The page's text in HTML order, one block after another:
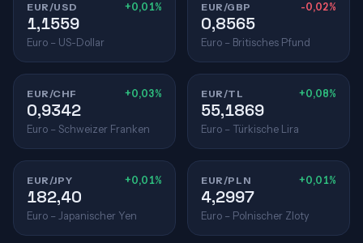
EUR/USD +0,01%
1,1559
Euro – US-Dollar
EUR/GBP -0,02%
0,8565
Euro – Britisches Pfund
EUR/CHF +0,03%
0,9342
Euro – Schweizer Franken
EUR/TL +0,08%
55,1869
Euro – Türkische Lira
EUR/JPY +0,01%
182,40
Euro – Japanischer Yen
EUR/PLN +0,01%
4,2997
Euro – Polnischer Zloty